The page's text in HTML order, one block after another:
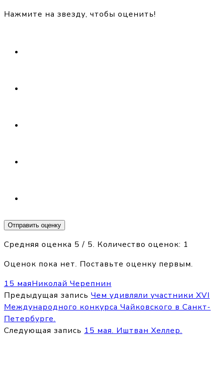
Нажмите на звезду, чтобы оценить!
Отправить оценку
Средняя оценка 5 / 5. Количество оценок: 1
Оценок пока нет. Поставьте оценку первым.
15 маяНиколай Черепнин
Предыдущая запись Чем удивляли участники XVI
Международного конкурса Чайковского в Санкт-
Петербурге.
Следующая запись 15 мая. Иштван Хеллер.